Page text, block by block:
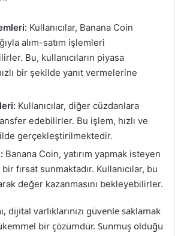
Kullanıcılar, Banana Coin
alım-satım işlemleri
Bu, kullanıcıların piyasa
bir şekilde yanıt vermelerine
Kullanıcılar, diğer cüzdanlara
edebilirler. Bu işlem, hızlı ve
gerçekleştirilmektedir.
Banana Coin, yatırım yapmak isteyen
fırsat sunmaktadır. Kullanıcılar, bu
değer kazanmasını bekleyebilirler.
dijital varlıklarınızı güvenle saklamak
bir çözümdür. Sunmuş olduğu